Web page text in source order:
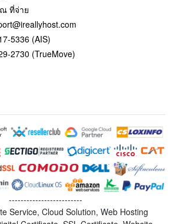
ที่จ่าย
5336 (AIS)
2730 (TrueMove)
-------------------------
Service, Cloud Solution, Web Hosting